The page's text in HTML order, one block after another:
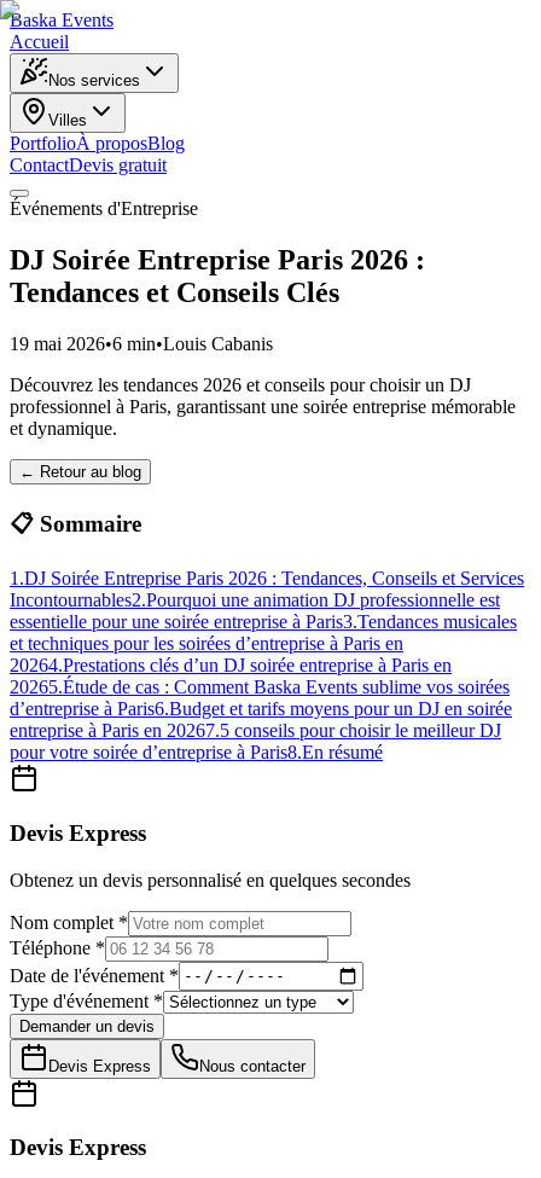
Baska Events
Accueil
Nos services
Villes
PortfolioÀ proposBlog
ContactDevis gratuit
Événements d'Entreprise
DJ Soirée Entreprise Paris 2026 :
Tendances et Conseils Clés
19 mai 2026•6 min•Louis Cabanis
Découvrez les tendances 2026 et conseils pour choisir un DJ
professionnel à Paris, garantissant une soirée entreprise mémorable
et dynamique.
← Retour au blog
📋 Sommaire
1 .DJ Soirée Entreprise Paris 2026 : Tendances, Conseils et Services
Incontournables2.Pourquoi une animation DJ professionnelle est
essentielle pour une soirée entreprise à Paris3.Tendances musicales
et techniques pour les soirées d’entreprise à Paris en
20264.Prestations clés d’un DJ soirée entreprise à Paris en
20265.Étude de cas : Comment Baska Events sublime vos soirées
d’entreprise à Paris6.Budget et tarifs moyens pour un DJ en soirée
entreprise à Paris en 20267.5 conseils pour choisir le meilleur DJ
pour votre soirée d’entreprise à Paris8.En résumé
Devis Express
Obtenez un devis personnalisé en quelques secondes
Nom complet *
Téléphone *
Date de l'événement *
Type d'événement *
Demander un devis
Devis Express Nous contacter
Devis Express